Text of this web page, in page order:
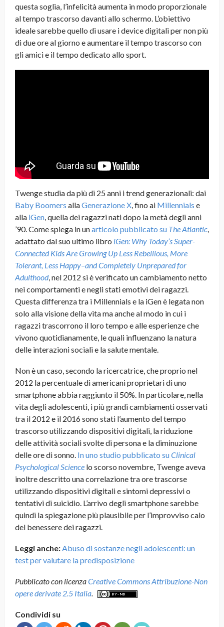
questa soglia, l’infelicità aumenta in modo proporzionale
al tempo trascorso davanti allo schermo. L’obiettivo
ideale sarebbe quello di usare i device digitali per non più
di due ore al giorno e aumentare il tempo trascorso con
gli amici e il tempo dedicato allo sport.
Twenge studia da più di 25 anni i trend generazionali: dai
Baby Boomers allaGenerazione X , fino ai Millennials e
alla iGen , quella dei ragazzi nati dopo la metà degli anni
’90. Come spiega in unarticolo pubblicato su The Atlantic
adattato dal suo ultimo libro iGen: Why Today’s Super-
Connected Kids Are Growing Up Less Rebellious, More
Tolerant, Less Happy–and Completely Unprepared for
Adulthood, nel 2012 si è verificato un cambiamento netto
nei comportamenti e negli stati emotivi dei ragazzi.
Questa differenza tra i Millennials e la iGen è legata non
solo alla visione della vita ma anche al modo in cui i
ragazzi trascorrono il loro tempo e alle esperienze che
vivono quotidianamente, le quali influenzano la natura
delle interazioni sociali e la salute mentale.
Non è un caso, secondo la ricercatrice, che proprio nel
2012 la percentuale di americani proprietari di uno
smartphone abbia raggiunto il 50%. In particolare, nella
vita degli adolescenti, i più grandi cambiamenti osservati
tra il 2012 e il 2016 sono stati l’aumento del tempo
trascorso utilizzando dispositivi digitali, la riduzione
delle attività sociali svolte di persona e la diminuzione
delle ore di sonno. In uno studio pubblicato suClinical
Psychological Science lo scorso novembre, Twenge aveva
inoltre descritto una correlazione tra ore trascorse
utilizzando dispositivi digitali e sintomi depressivi o
tentativi di suicidio. L’arrivo degli smartphone sarebbe
quindi la spiegazione più plausibile per l’improvviso calo
del benessere dei ragazzi.
Leggi anche: Abuso di sostanze negli adolescenti: un
test per valutare la predisposizione
Pubblicato con licenzaCreative Commons Attribuzione-Non
opere derivate 2.5 Italia
Condividi su